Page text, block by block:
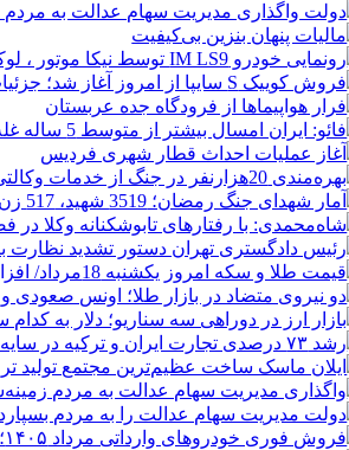
دولت واگذاری مدیریت سهام عدالت به مردم
مالیات پنهان بنزین بی‌کیفیت
رونمایی خودرو IM LS9 توسط نیکا موتور ، لوکس ترین شاسی بلند EREV در ایران
فروش کوییک S سایپا از امروز آغاز شد؛ جزئیات ثبت‌نام و شرایط
فرار هواپیماها از فرودگاه جده عربستان
فائو: ایران امسال بیشتر از متوسط 5 ساله غله تولید می‌کند
آغاز عملیات احداث قطار شهری فردیس
بهره‌مندی 20هزارنفر در جنگ از خدمات وکالتی/برگزاری آزمون وکالت در آبان
آمار شهدای جنگ رمضان؛ 3519 شهید، 517 زن و 270 دانش‌آموز
شاه‌محمدی: با رفتارهای تابوشکنانه وکلا
رئیس دادگستری تهران دستور تشدید نظارت
قیمت طلا و سکه امروز یکشنبه 18مرداد/ افزایش قیمت ها + جدول و جزئیات
دو نیروی متضاد در بازار طلا؛ اونس صعودی و
بازار ارز در دوراهی سه سناریو؛ دلار به
رشد ۷۳ درصدی تجارت ایران و ترکیه در سایه محاصره دریایی
ایلان ماسک ساخت عظیم‌ترین مجتمع تولید
واگذاری مدیریت سهام عدالت به مردم
دولت مدیریت سهام عدالت را به مردم
فروش فوری خودروهای وارداتی مرداد ۱۴۰۵؛ بدون قرعه‌کشی و حساب وکالتی